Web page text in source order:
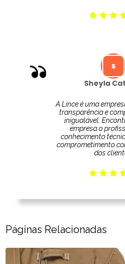
Sheyla
A Lince é uma
transparência e
inigualável.
empresa o
conhecimento
comprometimento
dos
Páginas Relacionadas